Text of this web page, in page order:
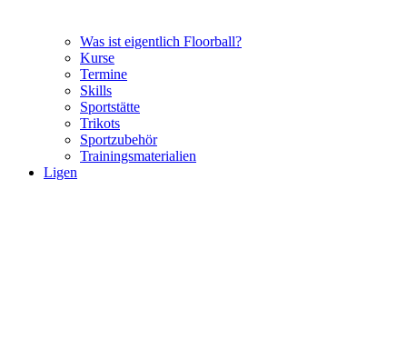
Was ist eigentlich Floorball?
Kurse
Termine
Skills
Sportstätte
Trikots
Sportzubehör
Trainingsmaterialien
Ligen